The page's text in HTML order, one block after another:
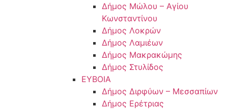
Δήμος Μώλου – Αγίου
Κωνσταντίνου
Δήμος Λοκρών
Δήμος Λαμιέων
Δήμος Μακρακώμης
Δήμος Στυλίδος
ΕΥΒΟΙΑ
Δήμος Διρφύων – Μεσσαπίων
Δήμος Ερέτριας